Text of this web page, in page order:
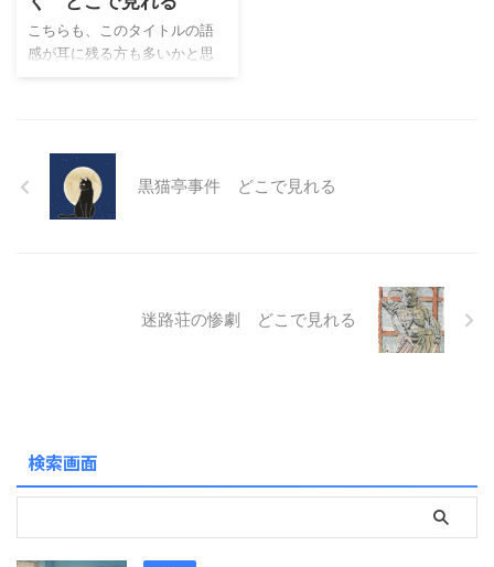
と思いますが、今であれば
「夜歩く＝普通」になるかと
思います。大体にして、昔の
連載時期が昭和２３・２４年
と言う時 ...
のサイズも何 ...
こちらも、このタイトルの語
感が耳に残る方も多いかと思
います。当時の子供達に大人
正史シリーズⅠの第４作目の放
送作品で、全５話です。放送
は１９７７年６月から毎日放
す。やはりそこは押さえられ
ています。 ドラマの原作 横溝
でも、洋 ...
黒猫亭事件 どこで見れる
迷路荘の惨劇 どこで見れる
検索画面